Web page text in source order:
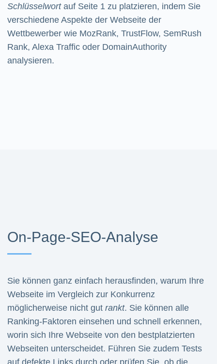
Schlüsselwortauf Seite 1 zu platzieren, indem Sie
verschiedene Aspekte der Webseite der
Wettbewerber wie MozRank, TrustFlow, SemRush
Rank, Alexa Traffic oder DomainAuthority
analysieren.
On-Page-SEO-Analyse
Sie können ganz einfach herausfinden, warum Ihre
Webseite im Vergleich zur Konkurrenz
möglicherweise nicht gut rankt. Sie können alle
Ranking-Faktoren einsehen und schnell erkennen,
worin sich Ihre Webseite von den bestplatzierten
Webseiten unterscheidet. Führen Sie zudem Tests